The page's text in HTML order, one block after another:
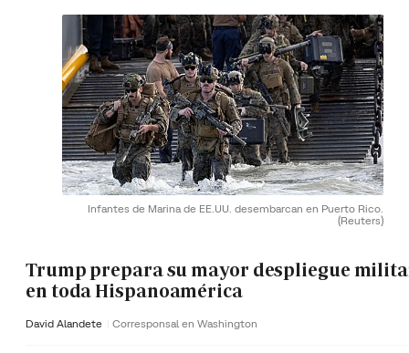
Infantes de Marina de EE.UU. desembarcan en Puerto Rico.
(Reuters)
Trump prepara su mayor despliegue
en toda Hispanoamérica
David Alandete Corresponsal en Washington